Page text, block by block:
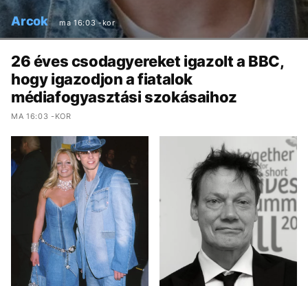
Arcok ma 16:03 -kor
26 éves csodagyereket igazolt a BBC,
hogy igazodjon a fiatalok
médiafogyasztási szokásaihoz
MA 16:03 -KOR